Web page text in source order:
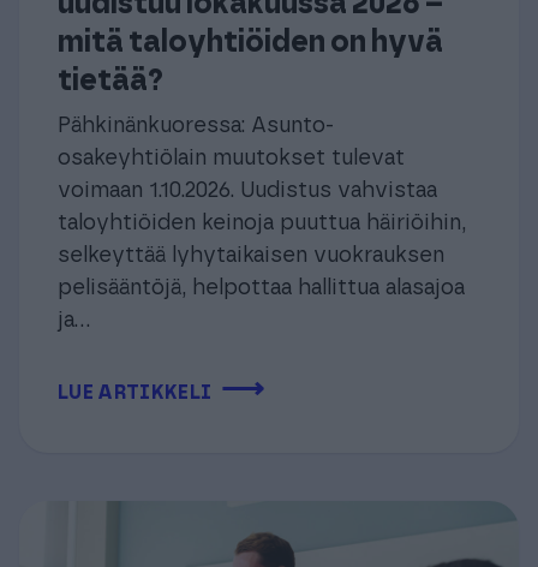
mitä taloyhtiöiden on hyvä
tietää?
Pähkinänkuoressa: Asunto-
osakeyhtiölain muutokset tulevat
voimaan 1.10.2026. Uudistus vahvistaa
taloyhtiöiden keinoja puuttua häiriöihin,
selkeyttää lyhytaikaisen vuokrauksen
pelisääntöjä, helpottaa hallittua alasajoa
ja...
LUE ARTIKKELI ⟶